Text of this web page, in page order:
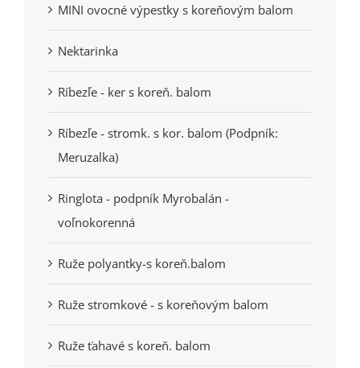
MINI ovocné výpestky s koreňovým balom
Nektarinka
Ríbezľe - ker s koreň. balom
Ríbezľe - stromk. s kor. balom (Podpník:
Meruzalka)
Ringlota - podpník Myrobalán -
voľnokorenná
Ruže polyantky-s koreň.balom
Ruže stromkové - s koreňovým balom
Ruže ťahavé s koreň. balom